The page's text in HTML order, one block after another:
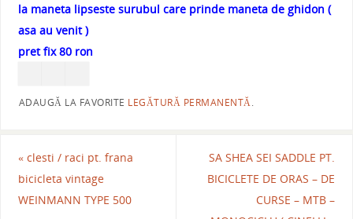
la maneta lipseste surubul care prinde maneta de ghidon (
asa au venit )
pret fix 80 ron
ADAUGĂ LA FAVORITE LEGĂTURĂ PERMANENTĂ.
«clesti / raci pt. frana
bicicleta vintage
WEINMANN TYPE 500
SA SHEA SEI SADDLE PT.
BICICLETE DE ORAS – DE
CURSE – MTB –